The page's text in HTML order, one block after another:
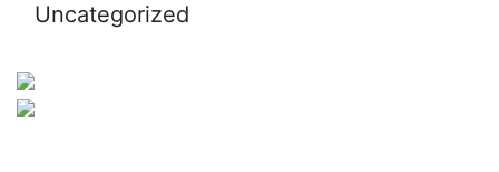
Uncategorized